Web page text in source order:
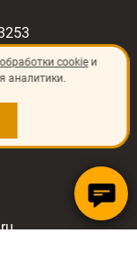
д.8
cookieи
аналитики.